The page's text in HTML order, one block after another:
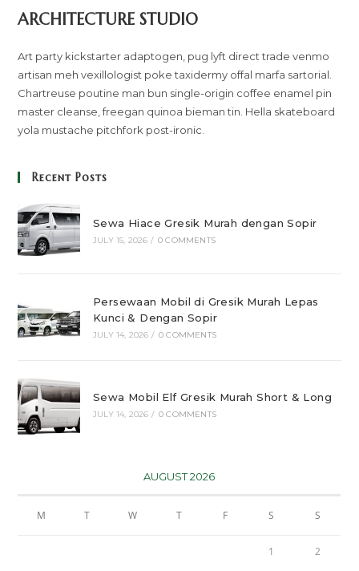
ARCHITECTURE STUDIO
Art party kickstarter adaptogen, pug lyft direct trade venmo
artisan meh vexillologist poke taxidermy offal marfa sartorial.
Chartreuse poutine man bun single-origin coffee enamel pin
master cleanse, freegan quinoa bieman tin. Hella skateboard
yola mustache pitchfork post-ironic.
Recent Posts
Sewa Hiace Gresik Murah dengan Sopir
JULY 15, 2026 / 0 COMMENTS
Persewaan Mobil di Gresik Murah Lepas
Kunci & Dengan Sopir
JULY 14, 2026 / 0 COMMENTS
Sewa Mobil Elf Gresik Murah Short & Long
JULY 14, 2026 / 0 COMMENTS
AUGUST 2026
M T W T F S S
1 2